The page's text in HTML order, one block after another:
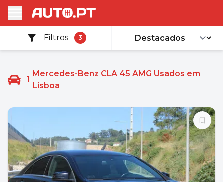
Filtros 3
1
Mercedes-Benz CLA 45 AMG Usados em
Lisboa